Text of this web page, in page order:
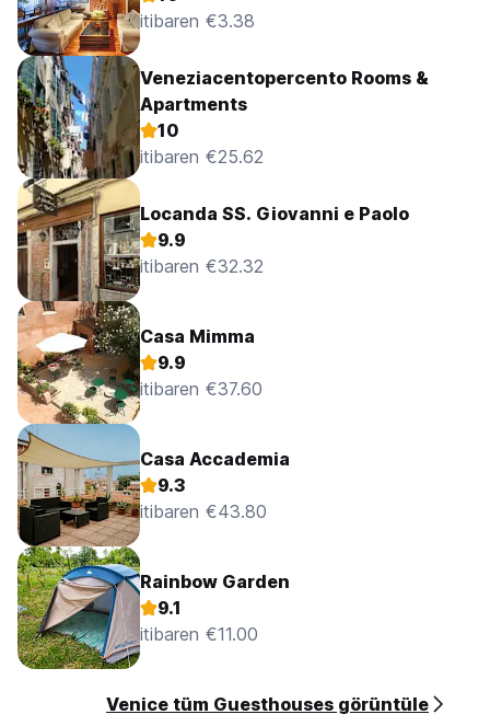
itibaren €3.38
Veneziacentopercento Rooms &
Apartments
10
itibaren €25.62
Locanda SS. Giovanni e Paolo
9.9
itibaren €32.32
Casa Mimma
9.9
itibaren €37.60
Casa Accademia
9.3
itibaren €43.80
Rainbow Garden
9.1
itibaren €11.00
Venice tüm Guesthouses görüntüle